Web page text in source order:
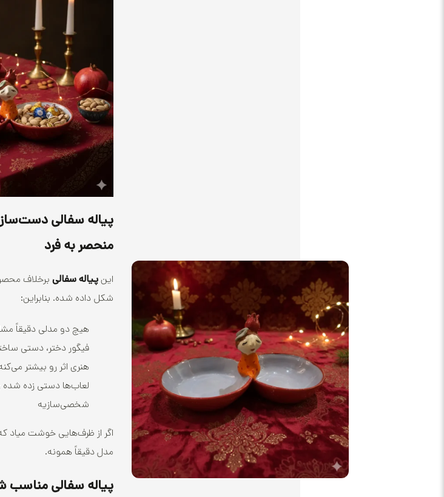
پیاله سفالی
منحصر به فرد
اینپیاله سفالیبرخلاف
شکل داده شده. بنابراین:
هیچ دو مدلی دقیقاً
فیگور دختر، دستی
هنری اثر رو بیشتر
لعاب‌ها دستی زده شده
شخصی‌سازیه
اگر از ظرف‌هایی خوشت میاد
مدل دقیقاً همونه.
پیاله سفالی مناسب